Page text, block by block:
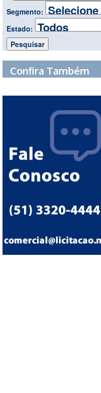
Segmento:
Estado:
Confira Também